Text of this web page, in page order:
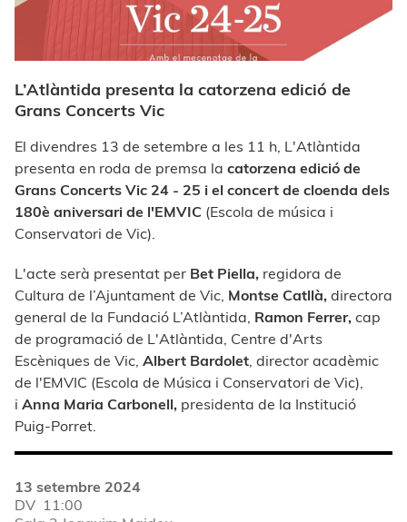
L’Atlàntida presenta la catorzena edició de
Grans Concerts Vic
El divendres 13 de setembre a les 11 h, L'Atlàntida
presenta en roda de premsa la catorzena edició de
Grans Concerts Vic 24 - 25 i el concert de cloenda dels
180è aniversari de l'EMVIC (Escola de música i
Conservatori de Vic).
L'acte serà presentat per Bet Piella, regidora de
Cultura de l’Ajuntament de Vic, Montse Catllà, directora
general de la Fundació L’Atlàntida, Ramon Ferrer, cap
de programació de L'Atlàntida, Centre d'Arts
Escèniques de Vic, Albert Bardolet , director acadèmic
de l'EMVIC (Escola de Música i Conservatori de Vic),
i Anna Maria Carbonell, presidenta de la Institució
Puig-Porret.
13 setembre 2024
DV 11:00